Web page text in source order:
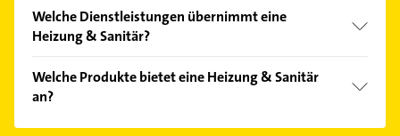
Bitte beachten Sie, dass diese an Sonn- und
Feiertagen abweichen können.
Welche Dienstleistungen übernimmt eine
Heizung & Sanitär?
Energieberatung, Installationen für die
Abwasserentsorgung, Installationen für die
Wasserversorgung, Klempner und Planung.
Welche Produkte bietet eine Heizung & Sanitär
an?
Das Angebot umfasst unter anderem Gasheizungen,